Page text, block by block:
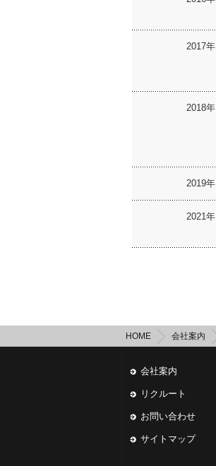
2017年
2018年
2019年
2021年
HOME 会社案内
会社案内
リクルート
お問い合わせ
サイトマップ